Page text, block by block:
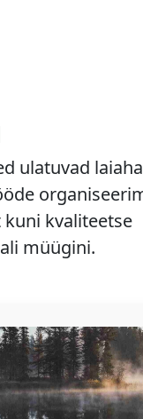
ulatuvad
kvaliteetse
müügini.